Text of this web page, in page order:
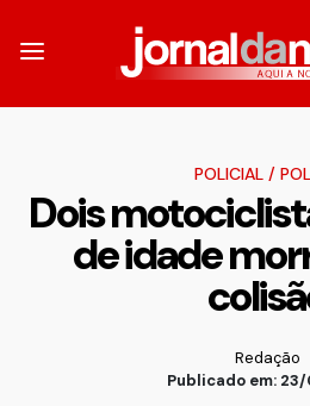
POLICIAL/
Dois
de idade
Redação
Publicado em: 23/